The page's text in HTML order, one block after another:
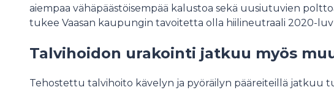
aiempaa vähäpäästöisempää kalustoa sekä uusiutuvien
tukee Vaasan kaupungin tavoitetta olla hiilineutraali 2020-
Talvihoidon urakointi jatkuu myös
Tehostettu talvihoito kävelyn ja pyöräilyn pääreiteillä jatkuu